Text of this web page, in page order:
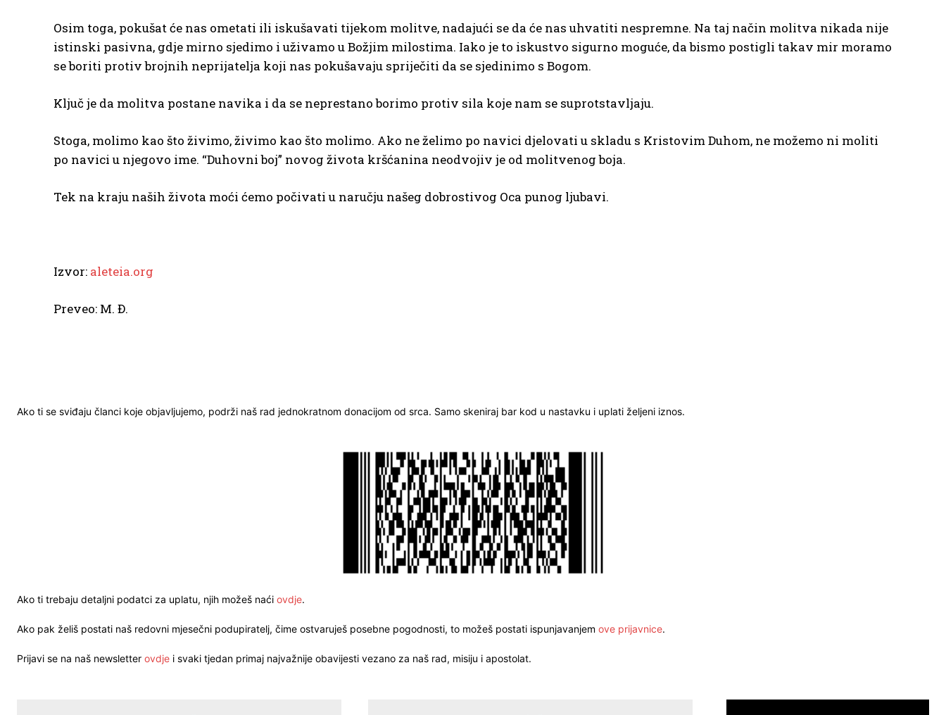
Osim toga, pokušat će nas ometati ili iskušavati tijekom molitve, nadajući se da će nas uhvatiti nespremne. Na taj način molitva nikada nije
istinski pasivna, gdje mirno sjedimo i uživamo u Božjim milostima. Iako je to iskustvo sigurno moguće, da bismo postigli takav mir moramo
se boriti protiv brojnih neprijatelja koji nas pokušavaju spriječiti da se sjedinimo s Bogom.
Ključ je da molitva postane navika i da se neprestano borimo protiv sila koje nam se suprotstavljaju.
Stoga, molimo kao što živimo, živimo kao što molimo. Ako ne želimo po navici djelovati u skladu s Kristovim Duhom, ne možemo ni moliti
po navici u njegovo ime. “Duhovni boj” novog života kršćanina neodvojiv je od molitvenog boja.
Tek na kraju naših života moći ćemo počivati u naručju našeg dobrostivog Oca punog ljubavi.
Izvor: aleteia.org
Preveo: M. Đ.
Ako ti se sviđaju članci koje objavljujemo, podrži naš rad jednokratnom donacijom od srca. Samo skeniraj bar kod u nastavku i uplati željeni iznos.
Ako ti trebaju detaljni podatci za uplatu, njih možeš naći ovdje.
Ako pak želiš postati naš redovni mjesečni podupiratelj, čime ostvaruješ posebne pogodnosti, to možeš postati ispunjavanjem ove prijavnice.
Prijavi se na naš newsletter ovdje i svaki tjedan primaj najvažnije obavijesti vezano za naš rad, misiju i apostolat.